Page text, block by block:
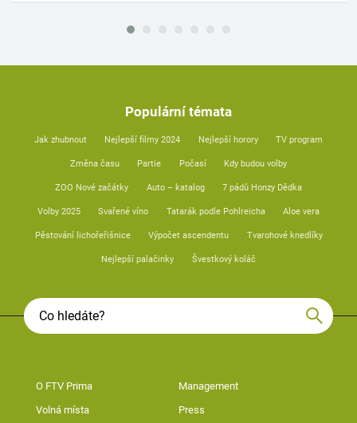
Populární témata
Jak zhubnout Nejlepší filmy 2024 Nejlepší horory TV program
Změna času Partie Počasí Kdy budou volby
ZOO Nové začátky Auto – katalog 7 pádů Honzy Dědka
Volby 2025 Svařené víno Tatarák podle Pohlreicha Aloe vera
Pěstování lichořeřišnice Výpočet ascendentu Tvarohové knedlíky
Nejlepší palačinky Švestkový koláč
O FTV Prima Management
Volná místa Press